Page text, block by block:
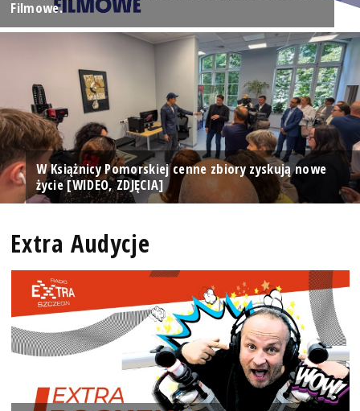
Filmowe.
W Książnicy Pomorskiej cenne zbiory zyskują nowe
życie [WIDEO, ZDJĘCIA]
Extra Audycje